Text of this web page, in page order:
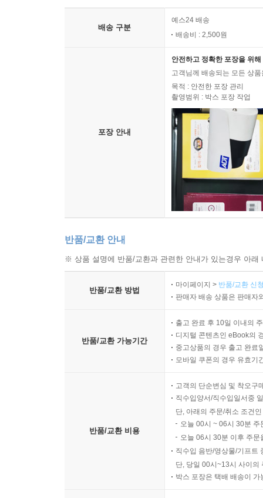
배송 구분
예스24 배송
배송비 : 2,500원
포장 안내
안전하고 정확한 포장을 위
고객님께 배송되는 모든 상
목적 : 안전한 포장 관리
촬영범위 : 박스 포장 작업
반품/교환 안내
※ 상품 설명에 반품/교환과 관련한 안내가 있는경우 아
반품/교환 방법
마이페이지 > 반품/교환 신
판매자 배송 상품은 판매자
반품/교환 가능기간
출고 완료 후 10일 이내의
디지털 콘텐츠인 eBook의
중고상품의 경우 출고 완료
모바일 쿠폰의 경우 유효기
반품/교환 비용
고객의 단순변심 및 착오구
직수입양서/직수입일서중
단, 아래의 주문/취소 조건
오늘 00시 ~ 06시 30분
오늘 06시 30분 이후 주
직수입 음반/영상물/기프트
단, 당일 00시~13시 사이의
박스 포장은 택배 배송이